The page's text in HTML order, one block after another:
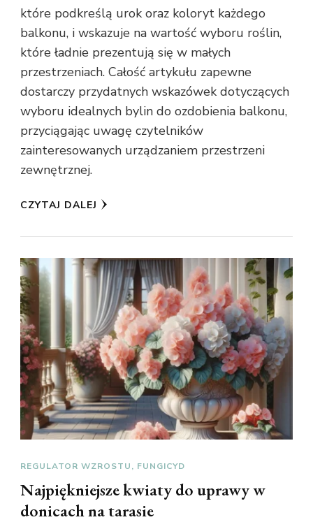
które podkreślą urok oraz koloryt każdego
balkonu, i wskazuje na wartość wyboru roślin,
które ładnie prezentują się w małych
przestrzeniach. Całość artykułu zapewne
dostarczy przydatnych wskazówek dotyczących
wyboru idealnych bylin do ozdobienia balkonu,
przyciągając uwagę czytelników
zainteresowanych urządzaniem przestrzeni
zewnętrznej.
CZYTAJ DALEJ
REGULATOR WZROSTU, FUNGICYD
Najpiękniejsze kwiaty do uprawy w
donicach na tarasie